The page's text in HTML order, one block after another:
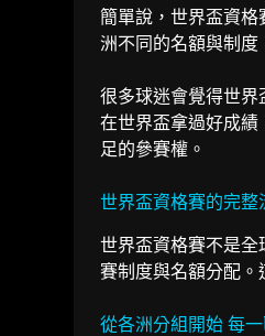
簡單說，世界盃資
洲不同的名額與制度
很多球迷會覺得世
在世界盃拿過好成績
足的參賽權。
世界盃資格賽的完整
世界盃資格賽不是
賽制度與名額分配。
從各洲分組開始 每